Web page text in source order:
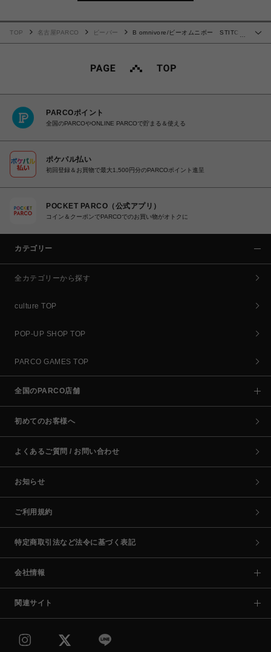
…
TOP 名古屋PARCO ビーバー
B omnivore/ビーオムニボー STITCH
PARCOポイント
全国のPARCOやONLINE PARCOで貯まる＆使える
ポケパル払い
初回登録＆お買物で最大1,500円分のPARCOポイント進呈
POCKET PARCO（公式アプリ）
コイン＆クーポンでPARCOでのお買い物がオトクに
カテゴリー
全カテゴリーから探す
culture TOP
POP-UP SHOP TOP
PARCO GAMES TOP
全国のPARCO店舗
初めてのお客様へ
よくあるご質問 / お問い合わせ
お知らせ
ご利用規約
特定商取引法など法令に基づく表記
会社情報
関連サイト